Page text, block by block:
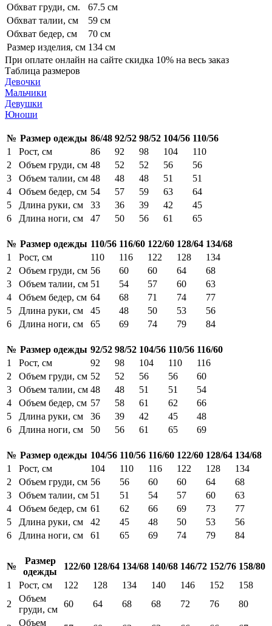
Обхват груди, см.
67.5 см
Обхват талии, см
59 см
Обхват бедер, см
70 см
Размер изделия, см 134 см
При оплате онлайн на сайте скидка 10% на весь заказ
Таблица размеров
Девочки
Мальчики
Девушки
Юноши
№ Размер одежды 86/48 92/52 98/52 104/56 110/56
1
Рост, см 86 92 98 104
110
2
Объем груди, см 48 52 52 56
56
3
Объем талии, см 48 48 48 51
51
4
Объем бедер, см 54 57 59 63
64
5
Длина руки, см 33 36 39 42
45
6
Длина ноги, см 47 50 56 61 65
№ Размер одежды 110/56 116/60 122/60 128/64 134/68
1
Рост, см 110 116 122 128
134
2
Объем груди, см 56 60 60 64
68
3
Объем талии, см 51 54 57 60
63
4
Объем бедер, см 64 68 71 74
77
5
Длина руки, см 45 48 50 53
56
6
Длина ноги, см 65 69 74 79 84
№ Размер одежды 92/52 98/52 104/56 110/56 116/60
1
Рост, см 92 98 104 110
116
2
Объем груди, см 52 52 56 56
60
3
Объем талии, см 48 48 51 51
54
4
Объем бедер, см 57 58 61 62
66
5
Длина руки, см 36 39 42 45
48
6
Длина ноги, см 50 56 61 65 69
№ Размер одежды 104/56 110/56 116/60 122/60 128/64 134/68
1
Рост, см 104 110 116 122 128
134
2
Объем груди, см 56 56 60 60 64
68
3
Объем талии, см 51 51 54 57 60
63
4
Объем бедер, см 61 62 66 69 73
77
5
Длина руки, см 42 45 48 50 53
56
6
Длина ноги, см 61 65 69 74 79 84
№
Размер
одежды
122/60 128/64 134/68 140/68 146/72 152/76 158/80
1
Рост, см 122 128 134 140 146 152
158
2
Объем
груди, см
60 64 68 68 72 76 80
Объем